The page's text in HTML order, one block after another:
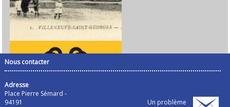
Nous contacter
Adresse
Place Pierre Sémard -
94191
Un problème